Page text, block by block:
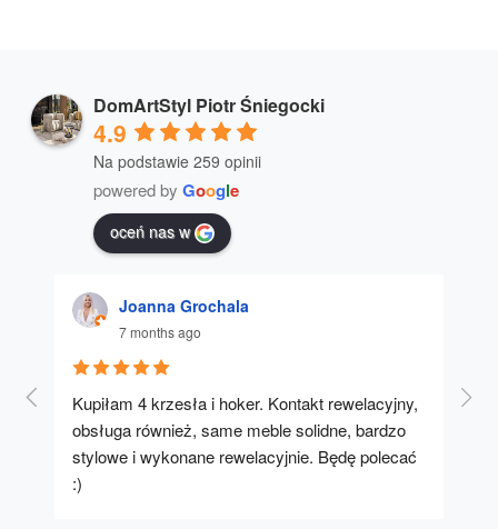
DomArtStyl Piotr Śniegocki
4.9
Na podstawie 259 opinii
powered by Google
oceń nas w
Joanna Grochala
7 months ago
Kupiłam 4 krzesła i hoker. Kontakt rewelacyjny,
obsługa również, same meble solidne, bardzo
stylowe i wykonane rewelacyjnie. Będę polecać
:)
A